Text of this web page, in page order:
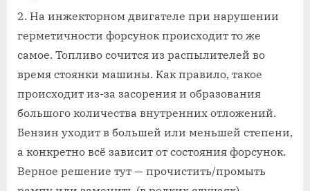
На инжекторном двигателе при нарушении
герметичности форсунок происходит то же
самое. Топливо сочится из распылителей во
время стоянки машины. Как правило, такое
происходит из-за засорения и образования
большого количества внутренних отложений.
Бензин уходит в большей или меньшей степени,
а конкретно всё зависит от состояния форсунок.
Верное решение тут — прочистить/промыть